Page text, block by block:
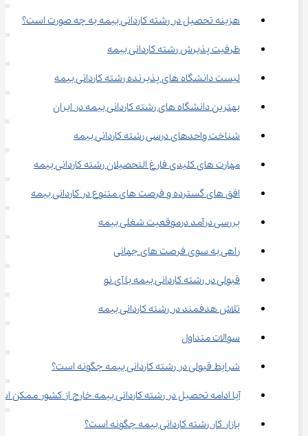
هزینه تحصیل در رشته کاردانی بیمه به چه صورت است؟
ظرفیت پذیرش رشته کاردانی بیمه
لیست دانشگاه های پذیرنده رشته کاردانی بیمه
بهترین دانشگاه های رشته کاردانی بیمه در ایران
شناخت واحدهای درسی رشته کاردانی بیمه
مهارت‌ های کلیدی فارغ ‌التحصیلان رشته کاردانی بیمه
افق ‌های گسترده و فرصت ‌های متنوع در کاردانی بیمه
بررسی درآمد درموقعیت شغلی بیمه
راهی به سوی فرصت ‌های جهانی
قبولی در رشته کاردانی بیمه با آی نو
تلاش هدفمند در رشته کاردانی بیمه
سوالات متداول
شرایط قبولی در رشته کاردانی بیمه چگونه است؟
آیا ادامه تحصیل در رشته کاردانی بیمه خارج از کشور ممکن
بازار کار رشته کاردانی بیمه چگونه است؟